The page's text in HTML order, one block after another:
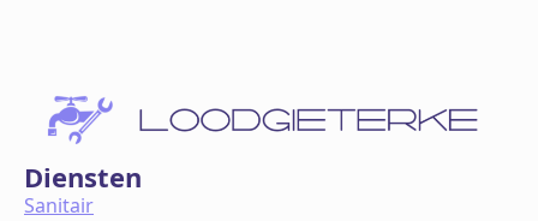
Diensten
Sanitair